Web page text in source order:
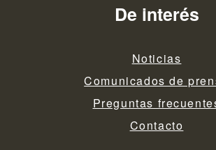
De interés
Noticias
Comunicados de
Preguntas
Contacto